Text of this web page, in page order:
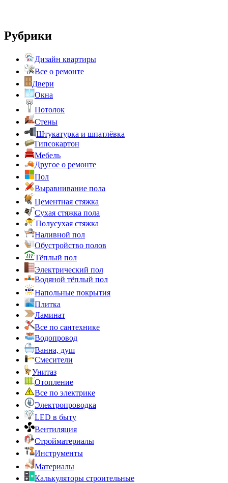
Рубрики
Дизайн квартиры
Все о ремонте
Двери
Окна
Потолок
Стены
Штукатурка и шпатлёвка
Гипсокартон
Мебель
Другое о ремонте
Пол
Выравнивание пола
Цементная стяжка
Сухая стяжка пола
Полусухая стяжка
Наливной пол
Обустройство полов
Тёплый пол
Электрический пол
Водяной тёплый пол
Напольные покрытия
Плитка
Ламинат
Все по сантехнике
Водопровод
Ванна, душ
Смесители
Унитаз
Отопление
Все по электрике
Электропроводка
LED в быту
Вентиляция
Стройматериалы
Инструменты
Материалы
Калькуляторы строительные